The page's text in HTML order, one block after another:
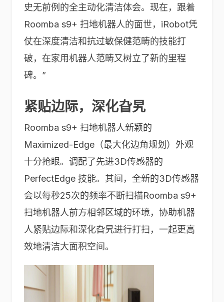
史无前例的全主动化清洁体会。现在，跟着
Roomba s9+ 扫地机器人的面世，iRobot凭
仗在深度清洁和抗过敏保健范畴的技能打
破，在家用机器人范畴又树立了新的里程
碑。”
紧贴边际，深化旮旯
Roomba s9+ 扫地机器人新颖的
Maximized-Edge（最大化边角规划）外观
十分抢眼。调配了先进3D传感器的
PerfectEdge 技能。其间，全新的3D传感器
会以每秒25次的频率不断扫描Roomba s9+
扫地机器人前方相邻区域的环境，协助机器
人紧贴边际和深化旮旯进行打扫，一起更高
效地清洁大面积空间。